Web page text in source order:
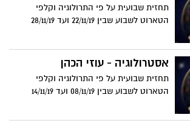
תחזית שבועית על פי התרולוגיה וקלפי
הטארוט לשבוע שבין 22/11/19 ועד 28/11/19
אסטרולוגיה - עוזי הכהן
תחזית שבועית על פי התרולוגיה וקלפי
הטארוט לשבוע שבין 08/11/19 ועד 14/11/19